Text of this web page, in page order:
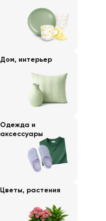
Дом, интерьер
Одежда и
аксессуары
Цветы, растения